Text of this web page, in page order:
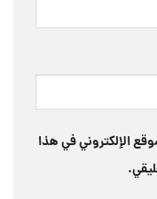
الإلكتروني في هذا